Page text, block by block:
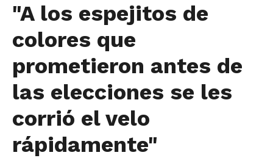
"A los espejitos de
colores que
prometieron antes de
las elecciones se les
corrió el velo
rápidamente"